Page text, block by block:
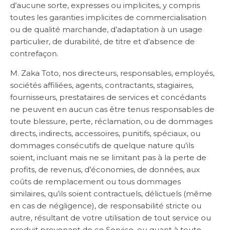
d’aucune sorte, expresses ou implicites, y compris
toutes les garanties implicites de commercialisation
ou de qualité marchande, d’adaptation à un usage
particulier, de durabilité, de titre et d’absence de
contrefaçon.
M. Zaka Toto, nos directeurs, responsables, employés,
sociétés affiliées, agents, contractants, stagiaires,
fournisseurs, prestataires de services et concédants
ne peuvent en aucun cas être tenus responsables de
toute blessure, perte, réclamation, ou de dommages
directs, indirects, accessoires, punitifs, spéciaux, ou
dommages consécutifs de quelque nature qu’ils
soient, incluant mais ne se limitant pas à la perte de
profits, de revenus, d’économies, de données, aux
coûts de remplacement ou tous dommages
similaires, qu’ils soient contractuels, délictuels (même
en cas de négligence), de responsabilité stricte ou
autre, résultant de votre utilisation de tout service ou